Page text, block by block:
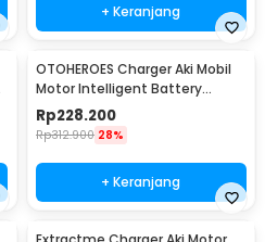
+ Keranjang
OTOHEROES Charger Aki Mobil
Motor Intelligent Battery
Charger 12V/24V - CDQ-628
Rp228.200
Rp312.900 28%
+ Keranjang